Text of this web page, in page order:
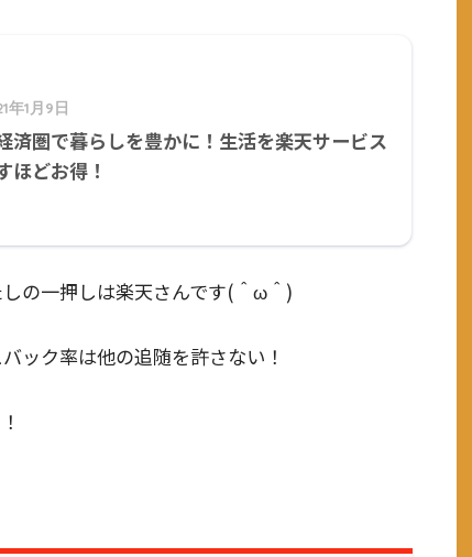
年1月9日
済圏で暮らしを豊かに！生活を楽天サービス
ほどお得！
の一押しは楽天さんです(＾ω＾)
ック率は他の追随を許さない！